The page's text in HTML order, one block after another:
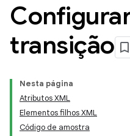
transição
Nesta página
Atributos XML
Elementos filhos XML
Código de amostra